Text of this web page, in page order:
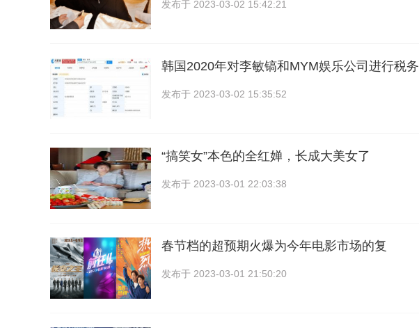
发布于 2023-03-02 15:42:21
韩国2020年对李敏镐和MYM娱乐公司进行税务
发布于 2023-03-02 15:35:52
“搞笑女”本色的全红婵，长成大美女了
发布于 2023-03-01 22:03:38
春节档的超预期火爆为今年电影市场的复
发布于 2023-03-01 21:50:20